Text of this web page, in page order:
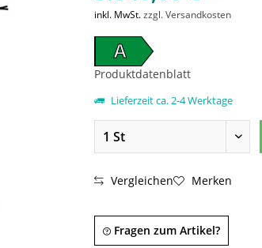
inkl. MwSt.zzgl. Versandkosten
A
Produktdatenblatt
Lieferzeit ca. 2-4 Werktage
Vergleichen Merken
Fragen zum Artikel?